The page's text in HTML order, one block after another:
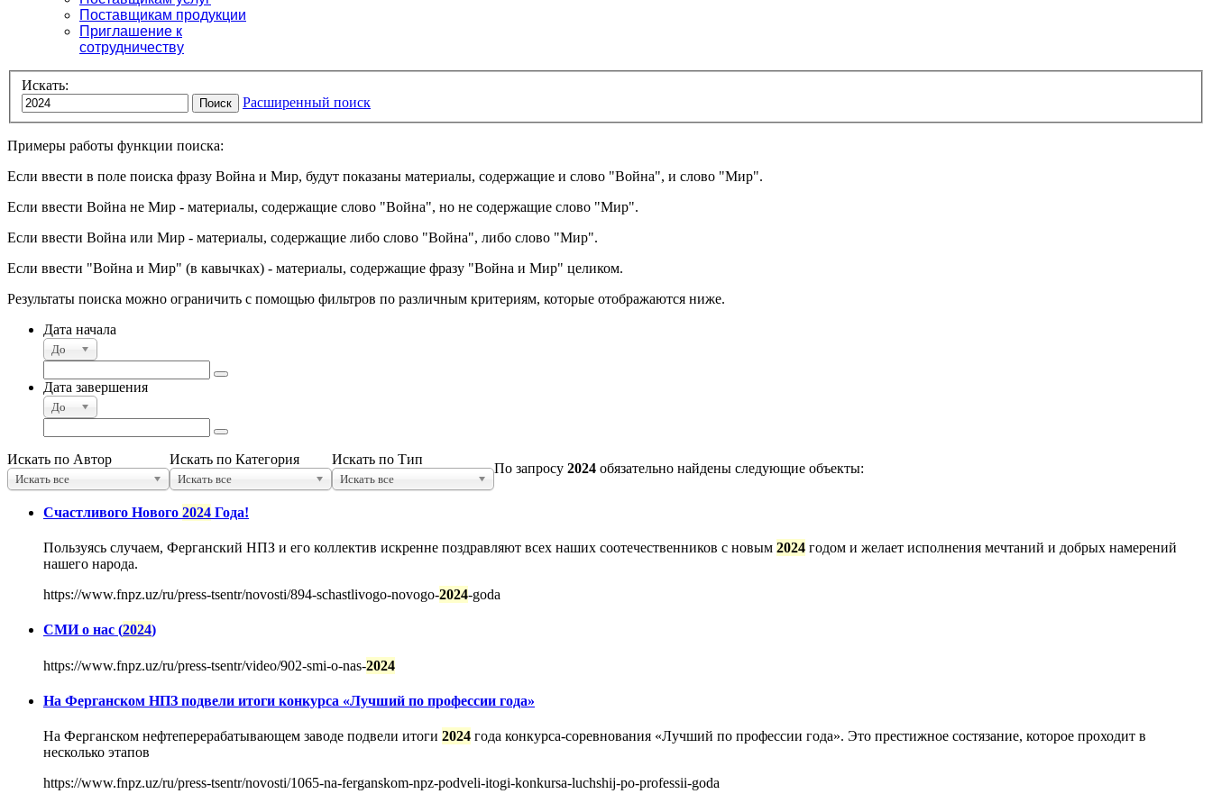
Поставщикам продукции
Приглашение к
сотрудничеству
Искать:
Поиск Расширенный поиск
Примеры работы функции поиска:
Если ввести в поле поиска фразу Война и Мир, будут показаны материалы, содержащие и слово "Война", и слово "Мир".
Если ввести Война не Мир - материалы, содержащие слово "Война", но не содержащие слово "Мир".
Если ввести Война или Мир - материалы, содержащие либо слово "Война", либо слово "Мир".
Если ввести "Война и Мир" (в кавычках) - материалы, содержащие фразу "Война и Мир" целиком.
Результаты поиска можно ограничить с помощью фильтров по различным критериям, которые отображаются ниже.
Дата начала
До
Дата завершения
До
Искать по Автор
Искать все
Искать по Категория
Искать все
Искать по Тип
Искать все
По запросу 2024 обязательно найдены следующие объекты:
Счастливого Нового 2024 Года!
Пользуясь случаем, Ферганский НПЗ и его коллектив искренне поздравляют всех наших соотечественников с новым 2024 годом и желает исполнения мечтаний и добрых намерений
нашего народа.
https://www.fnpz.uz/ru/press-tsentr/novosti/894-schastlivogo-novogo-2024-goda
СМИ о нас (2024)
https://www.fnpz.uz/ru/press-tsentr/video/902-smi-o-nas-2024
На Ферганском НПЗ подвели итоги конкурса «Лучший по профессии года»
На Ферганском нефтеперерабатывающем заводе подвели итоги 2024 года конкурса-соревнования «Лучший по профессии года». Это престижное состязание, которое проходит в
несколько этапов
https://www.fnpz.uz/ru/press-tsentr/novosti/1065-na-ferganskom-npz-podveli-itogi-konkursa-luchshij-po-professii-goda